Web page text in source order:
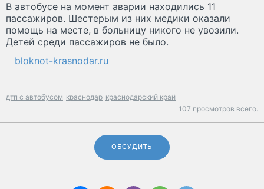
В автобусе на момент аварии находились 11
пассажиров. Шестерым из них медики оказали
помощь на месте, в больницу никого не увозили.
Детей среди пассажиров не было.
bloknot-krasnodar.ru
дтп с автобусом краснодар краснодарский край
107 просмотров всего.
ОБСУДИТЬ